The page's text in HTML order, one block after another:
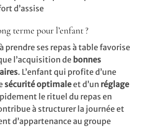
d’assise
terme pour l’enfant ?
prendre ses repas à table favorise
l’acquisition de bonnes
. L’enfant qui profite d’une
sécurité optimaleet d’un réglage
le rituel du repas en
à structurer la journée et
d’appartenance au groupe